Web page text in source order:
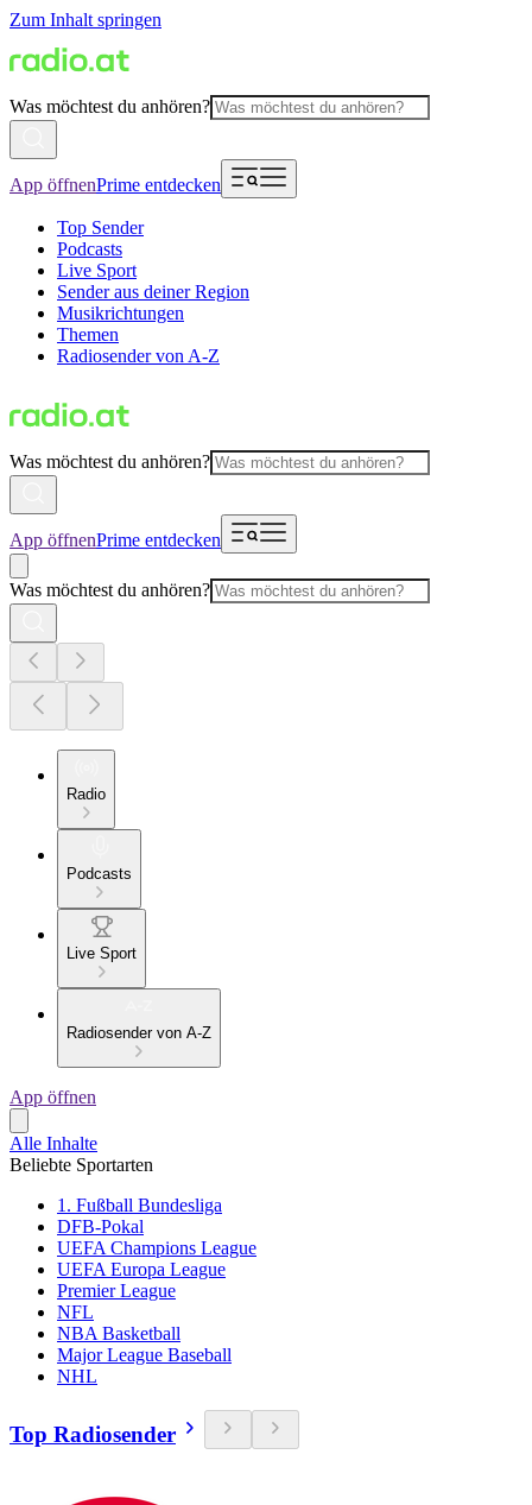
Zum Inhalt springen
Was möchtest du anhören?
App öffnenPrime entdecken
Top Sender
Podcasts
Live Sport
Sender aus deiner Region
Musikrichtungen
Themen
Radiosender von A-Z
Was möchtest du anhören?
App öffnenPrime entdecken
Was möchtest du anhören?
Radio
Podcasts
Live Sport
Radiosender von A-Z
App öffnen
Alle Inhalte
Beliebte Sportarten
1. Fußball Bundesliga
DFB-Pokal
UEFA Champions League
UEFA Europa League
Premier League
NFL
NBA Basketball
Major League Baseball
NHL
Top Radiosender